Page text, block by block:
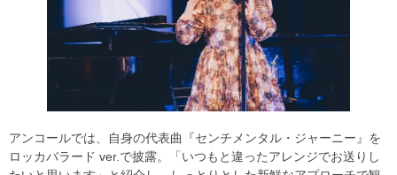
アンコールでは、自身の代表曲『センチメンタル・ジャーニー』を
ロッカバラード ver.で披露。「いつもと違ったアレンジでお送りし